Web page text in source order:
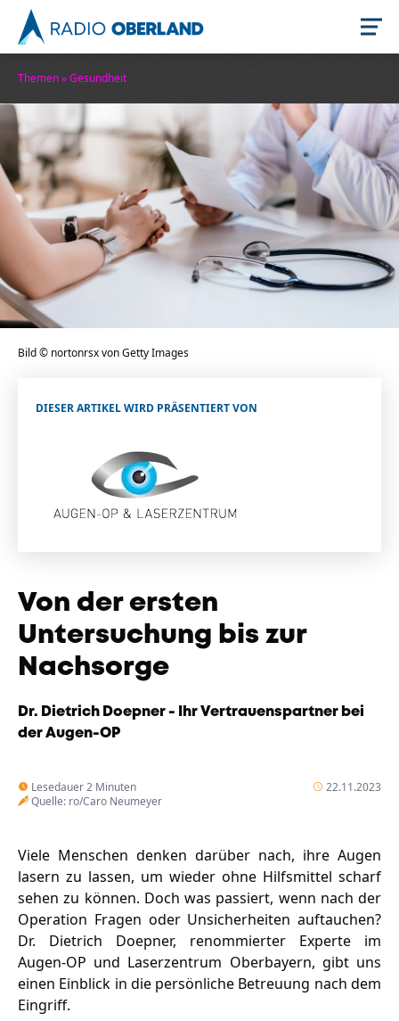
Newsreader
Wandern
Fotobox
Programm
Podcast
Newsletter
Themen»Gesundheit
Bild © nortonrsx von Getty Images
DIESER ARTIKEL WIRD PRÄSENTIERT VON
Von der ersten
Untersuchung bis zur
Nachsorge
Dr. Dietrich Doepner - Ihr Vertrauenspartner bei
der Augen-OP
Lesedauer 2 Minuten
Quelle: ro/Caro Neumeyer
22.11.2023
Viele Menschen denken darüber nach, ihre Augen
lasern zu lassen, um wieder ohne Hilfsmittel scharf
sehen zu können. Doch was passiert, wenn nach der
Operation Fragen oder Unsicherheiten auftauchen?
Dr. Dietrich Doepner, renommierter Experte im
Augen-OP und Laserzentrum Oberbayern, gibt uns
einen Einblick in die persönliche Betreuung nach dem
Eingriff.